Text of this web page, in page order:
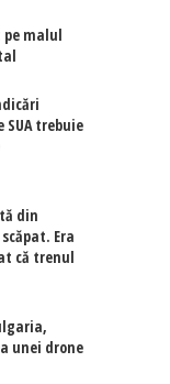
pe malul
trebuie
din
Era
că trenul
unei drone